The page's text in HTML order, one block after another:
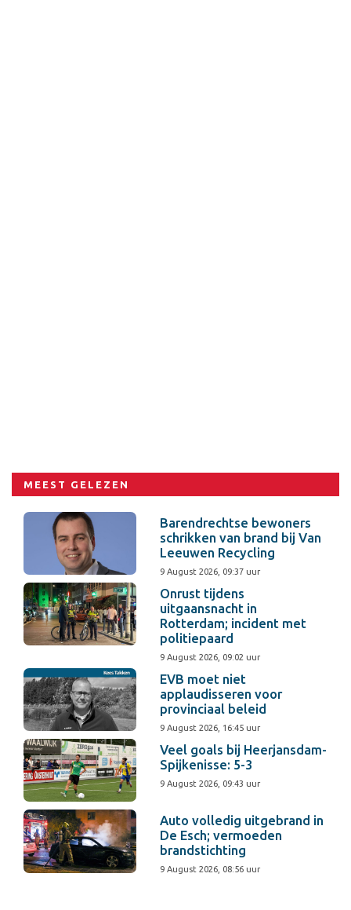
MEEST GELEZEN
Barendrechtse bewoners
schrikken van brand bij Van
Leeuwen Recycling
9 August 2026, 09:37 uur
Onrust tijdens
uitgaansnacht in
Rotterdam; incident met
politiepaard
9 August 2026, 09:02 uur
EVB moet niet
applaudisseren voor
provinciaal beleid
9 August 2026, 16:45 uur
Veel goals bij Heerjansdam-
Spijkenisse: 5-3
9 August 2026, 09:43 uur
Auto volledig uitgebrand in
De Esch; vermoeden
brandstichting
9 August 2026, 08:56 uur